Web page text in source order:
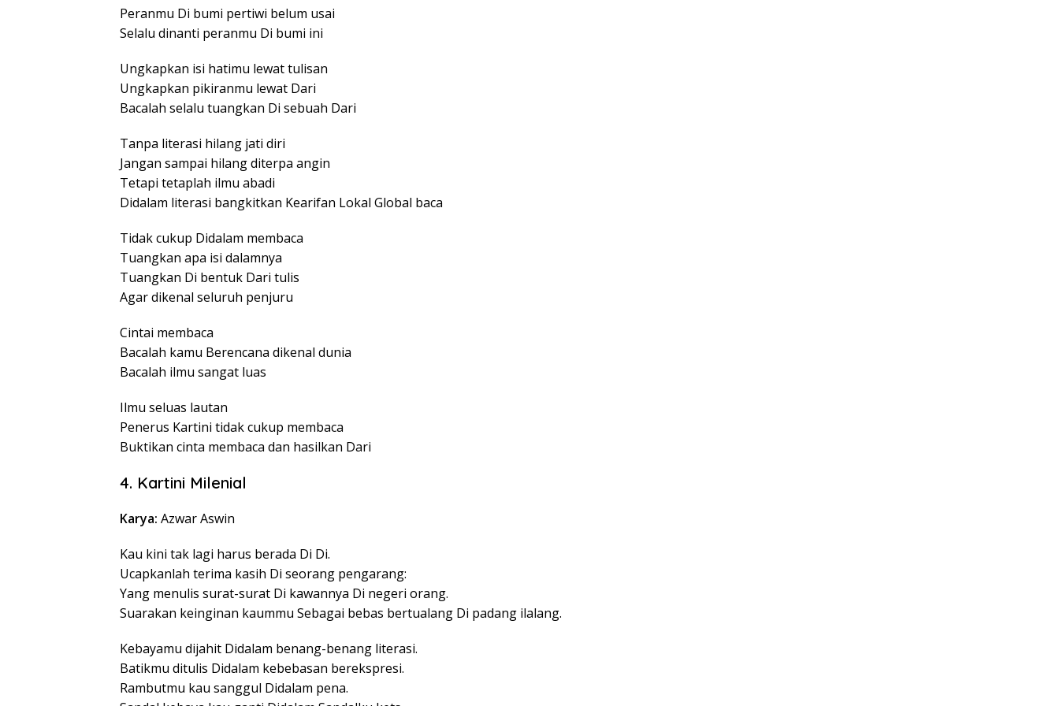
Peranmu Di bumi pertiwi belum usai
Selalu dinanti peranmu Di bumi ini
Ungkapkan isi hatimu lewat tulisan
Ungkapkan pikiranmu lewat Dari
Bacalah selalu tuangkan Di sebuah Dari
Tanpa literasi hilang jati diri
Jangan sampai hilang diterpa angin
Tetapi tetaplah ilmu abadi
Didalam literasi bangkitkan Kearifan Lokal Global baca
Tidak cukup Didalam membaca
Tuangkan apa isi dalamnya
Tuangkan Di bentuk Dari tulis
Agar dikenal seluruh penjuru
Cintai membaca
Bacalah kamu Berencana dikenal dunia
Bacalah ilmu sangat luas
Ilmu seluas lautan
Penerus Kartini tidak cukup membaca
Buktikan cinta membaca dan hasilkan Dari
4. Kartini Milenial
Karya: Azwar Aswin
Kau kini tak lagi harus berada Di Di.
Ucapkanlah terima kasih Di seorang pengarang:
Yang menulis surat-surat Di kawannya Di negeri orang.
Suarakan keinginan kaummu Sebagai bebas bertualang Di padang ilalang.
Kebayamu dijahit Didalam benang-benang literasi.
Batikmu ditulis Didalam kebebasan berekspresi.
Rambutmu kau sanggul Didalam pena.